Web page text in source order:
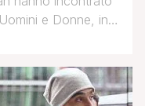
e Donne, in
E qui il
due brevi video: